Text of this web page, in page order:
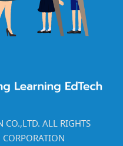
ALL RIGHTS
CORPORATION